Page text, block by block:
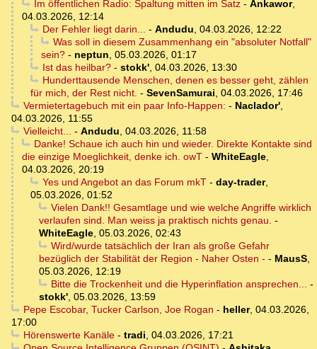
Im öffentlichen Radio: Spaltung mitten im Satz- Ankawor,
04.03.2026, 12:14
Der Fehler liegt darin... - Andudu, 04.03.2026, 12:22
Was soll in diesem Zusammenhang ein "absoluter Notfall"
sein? - neptun, 05.03.2026, 01:17
Ist das heilbar?- stokk', 04.03.2026, 13:30
Hunderttausende Menschen, denen es besser geht, zählen
für mich, der Rest nicht. - SevenSamurai, 04.03.2026, 17:46
Vermietertagebuch mit ein paar Info-Happen: - Naclador',
04.03.2026, 11:55
Vielleicht... - Andudu, 04.03.2026, 11:58
Danke! Schaue ich auch hin und wieder. Direkte Kontakte sind
die einzige Moeglichkeit, denke ich. owT - WhiteEagle,
04.03.2026, 20:19
Yes und Angebot an das Forum mkT- day-trader,
05.03.2026, 01:52
Vielen Dank!! Gesamtlage und wie welche Angriffe wirklich
verlaufen sind. Man weiss ja praktisch nichts genau. -
WhiteEagle, 05.03.2026, 02:43
Wird/wurde tatsächlich der Iran als große Gefahr
bezüglich der Stabilität der Region - Naher Osten - - MausS,
05.03.2026, 12:19
Bitte die Trockenheit und die Hyperinflation ansprechen... -
stokk', 05.03.2026, 13:59
Pepe Escobar, Tucker Carlson, Joe Rogan - heller, 04.03.2026,
17:00
Hörenswerte Kanäle- tradi, 04.03.2026, 17:21